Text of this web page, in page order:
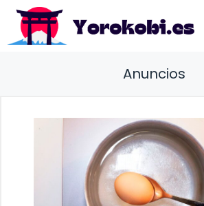
Saltar
contenido
Anuncios